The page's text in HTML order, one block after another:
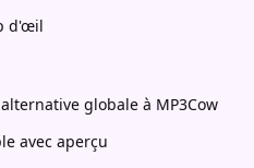
d'œil
globale à MP3Cow
avec aperçu